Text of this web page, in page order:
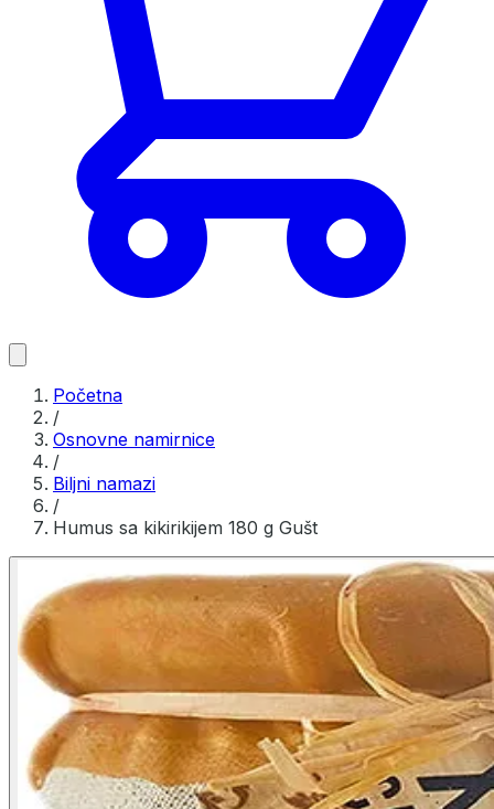
Početna
/
Osnovne namirnice
/
Biljni namazi
/
Humus sa kikirikijem 180 g Gušt